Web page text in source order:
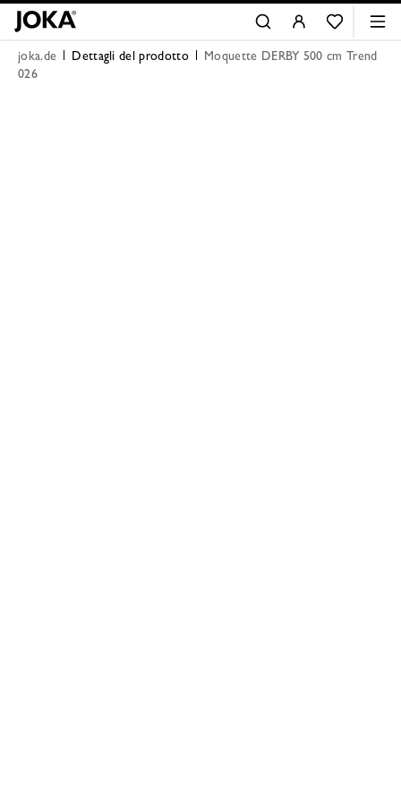
joka.de Dettagli del prodotto
Moquette DERBY 500 cm Trend
026